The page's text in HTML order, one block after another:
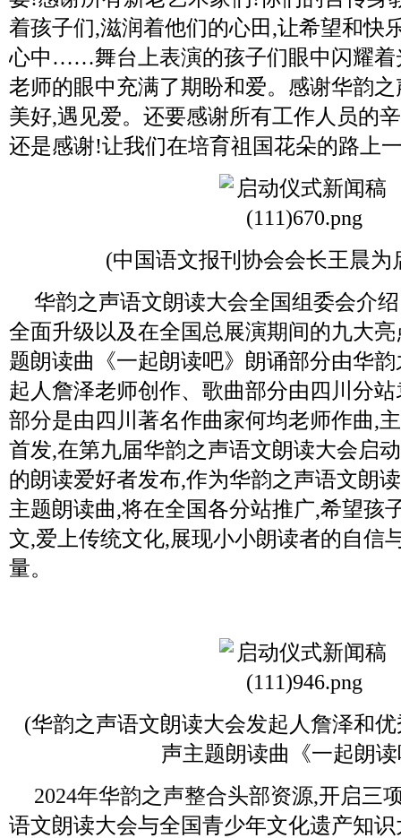
着孩子们,滋润着他们的心田,让希望和快
心中……舞台上表演的孩子们眼中闪耀着
老师的眼中充满了期盼和爱。感谢华韵
美好,遇见爱。还要感谢所有工作人员的
还是感谢!让我们在培育祖国花朵的路上
(中国语文报刊协会会长王晨为
华韵之声语文朗读大会全国组委会介
全面升级以及在全国总展演期间的九大
题朗读曲《一起朗读吧》朗诵部分由华
起人詹泽老师创作、歌曲部分由四川分
部分是由四川著名作曲家何均老师作曲,
首发,在第九届华韵之声语文朗读大会启
的朗读爱好者发布,作为华韵之声语文朗
主题朗读曲,将在全国各分站推广,希望孩
文,爱上传统文化,展现小小朗读者的自信
量。
(华韵之声语文朗读大会发起人詹泽和
声主题朗读曲《一起朗
2024年华韵之声整合头部资源,开启三
语文朗读大会与全国青少年文化遗产知